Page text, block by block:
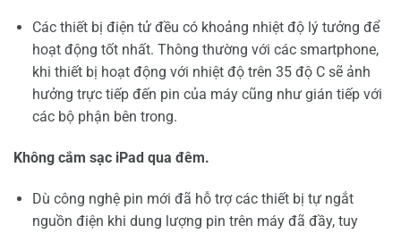
Các thiết bị điện tử đều có khoảng nhiệt độ lý tưởng để
hoạt động tốt nhất. Thông thường với các smartphone,
khi thiết bị hoạt động với nhiệt độ trên 35 độ C sẽ ảnh
hưởng trực tiếp đến pin của máy cũng như gián tiếp với
các bộ phận bên trong.
Không cắm sạc iPad qua đêm.
Dù công nghệ pin mới đã hỗ trợ các thiết bị tự ngắt
nguồn điện khi dung lượng pin trên máy đã đầy, tuy